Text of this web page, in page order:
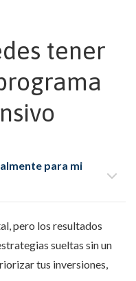
tener
para mi
pero los resultados
sueltas sin un
tus inversiones,